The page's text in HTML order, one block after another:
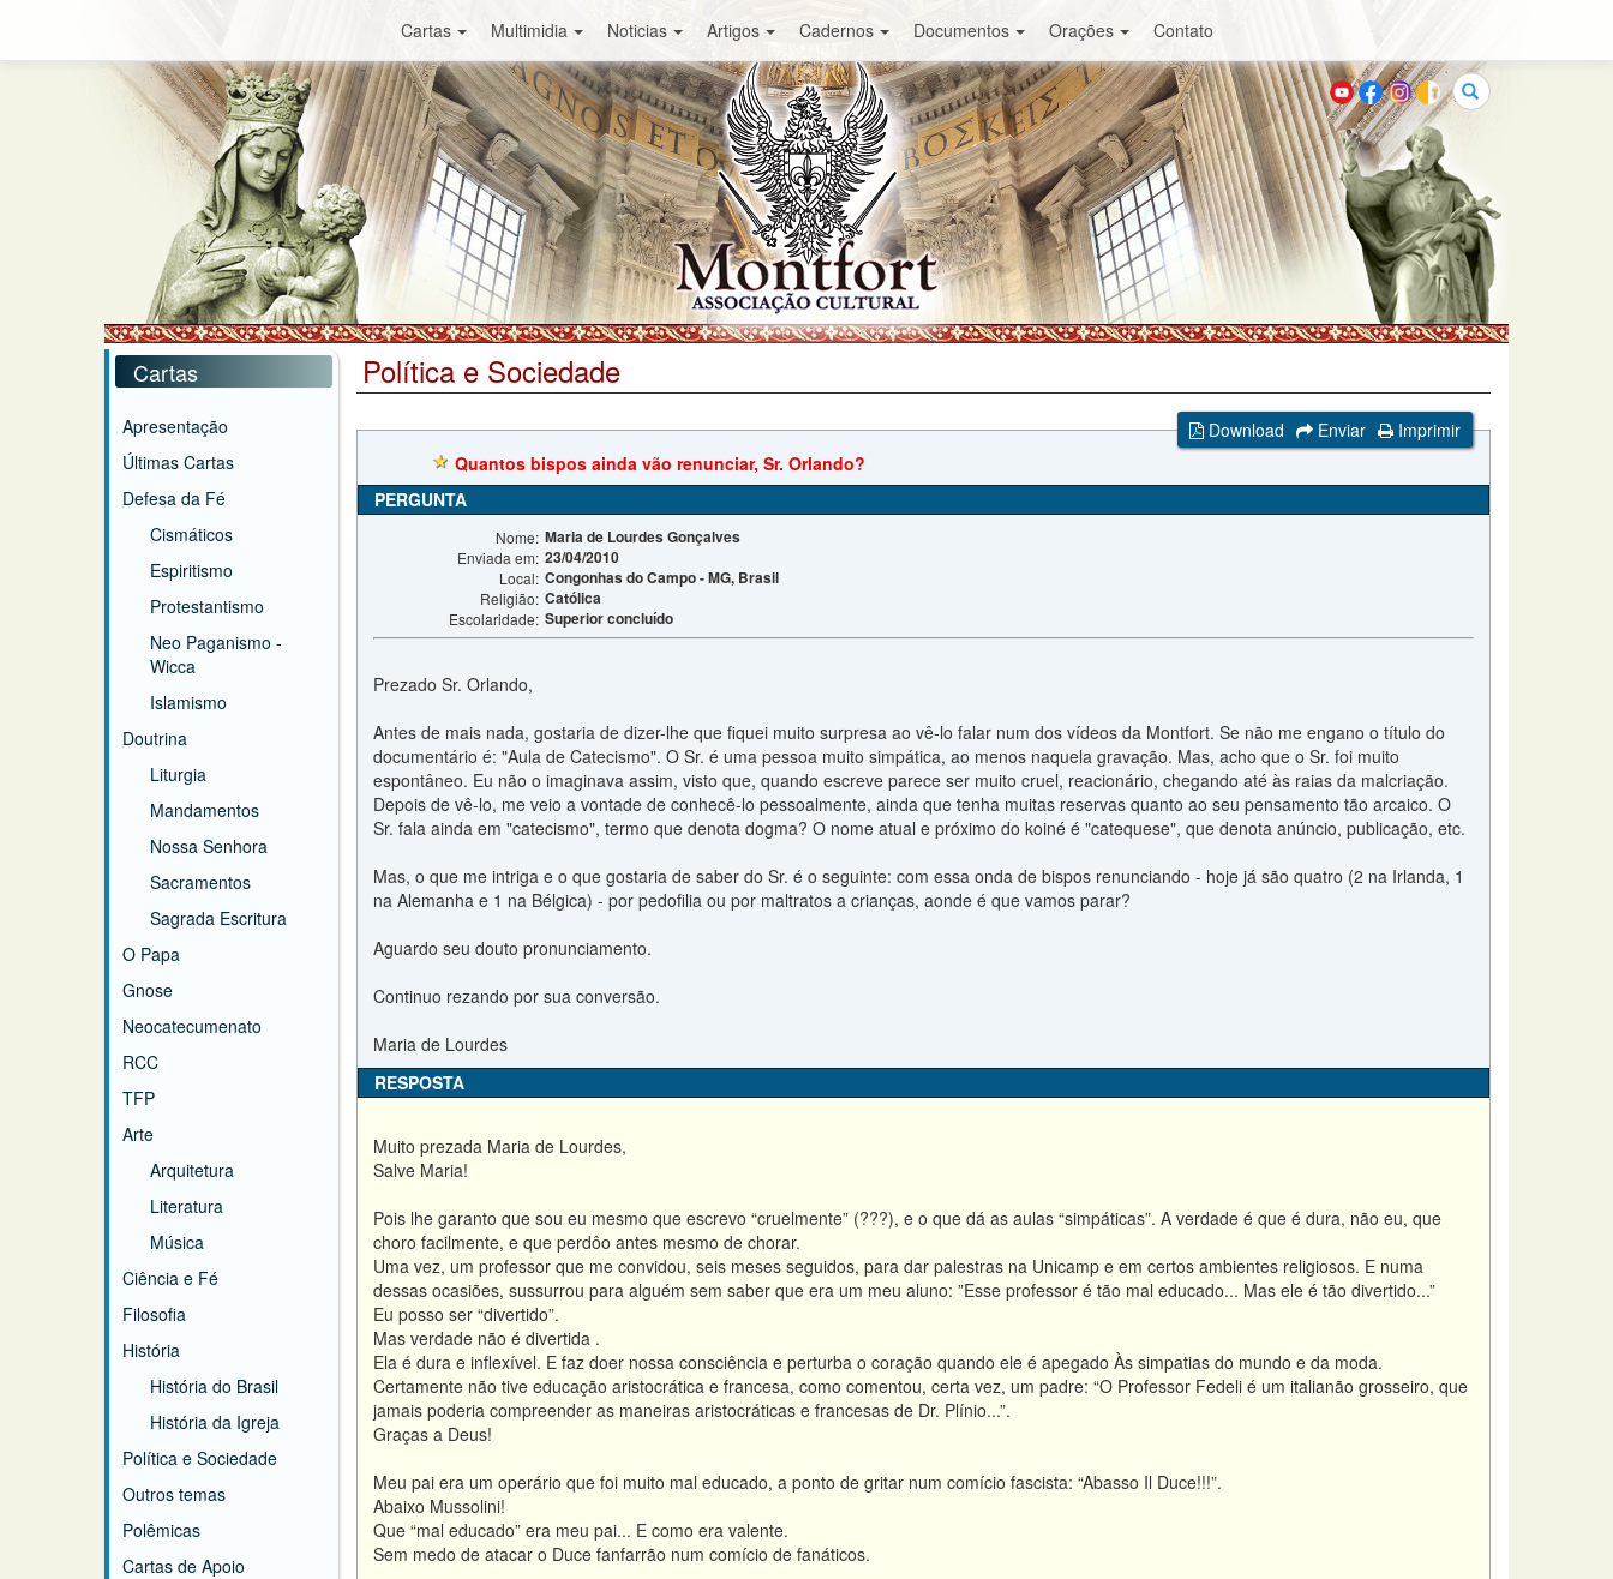
Cartas Multimidia Noticias Artigos Cadernos Documentos Orações Contato
Buscar
Cartas
Apresentação
Últimas Cartas
Defesa da Fé
Cismáticos
Espiritismo
Protestantismo
Neo Paganismo -
Wicca
Islamismo
Doutrina
Liturgia
Mandamentos
Nossa Senhora
Sacramentos
Sagrada Escritura
O Papa
Gnose
Neocatecumenato
RCC
TFP
Arte
Arquitetura
Literatura
Música
Ciência e Fé
Filosofia
História
História do Brasil
História da Igreja
Política e Sociedade
Outros temas
Polêmicas
Cartas de Apoio
Política e Sociedade
Download Enviar
Imprimir
Quantos bispos ainda vão renunciar, Sr. Orlando?
PERGUNTA
Nome: Maria de Lourdes Gonçalves
Enviada em: 23/04/2010
Local: Congonhas do Campo - MG, Brasil
Religião: Católica
Escolaridade: Superior concluído
Prezado Sr. Orlando,
Antes de mais nada, gostaria de dizer-lhe que fiquei muito surpresa ao vê-lo falar num dos vídeos da Montfort. Se não me engano o título do
documentário é: "Aula de Catecismo". O Sr. é uma pessoa muito simpática, ao menos naquela gravação. Mas, acho que o Sr. foi muito
espontâneo. Eu não o imaginava assim, visto que, quando escreve parece ser muito cruel, reacionário, chegando até às raias da malcriação.
Depois de vê-lo, me veio a vontade de conhecê-lo pessoalmente, ainda que tenha muitas reservas quanto ao seu pensamento tão arcaico. O
Sr. fala ainda em "catecismo", termo que denota dogma? O nome atual e próximo do koiné é "catequese", que denota anúncio, publicação, etc.
Mas, o que me intriga e o que gostaria de saber do Sr. é o seguinte: com essa onda de bispos renunciando - hoje já são quatro (2 na Irlanda, 1
na Alemanha e 1 na Bélgica) - por pedofilia ou por maltratos a crianças, aonde é que vamos parar?
Aguardo seu douto pronunciamento.
Continuo rezando por sua conversão.
Maria de Lourdes
RESPOSTA
Muito prezada Maria de Lourdes,
Salve Maria!
Pois lhe garanto que sou eu mesmo que escrevo “cruelmente” (???), e o que dá as aulas “simpáticas”. A verdade é que é dura, não eu, que
choro facilmente, e que perdôo antes mesmo de chorar.
Uma vez, um professor que me convidou, seis meses seguidos, para dar palestras na Unicamp e em certos ambientes religiosos. E numa
dessas ocasiões, sussurrou para alguém sem saber que era um meu aluno: ”Esse professor é tão mal educado... Mas ele é tão divertido...”
Eu posso ser “divertido”.
Mas verdade não é divertida .
Ela é dura e inflexível. E faz doer nossa consciência e perturba o coração quando ele é apegado Às simpatias do mundo e da moda.
Certamente não tive educação aristocrática e francesa, como comentou, certa vez, um padre: “O Professor Fedeli é um italianão grosseiro, que
jamais poderia compreender as maneiras aristocráticas e francesas de Dr. Plínio...”.
Graças a Deus!
Meu pai era um operário que foi muito mal educado, a ponto de gritar num comício fascista: “Abasso Il Duce!!!”.
Abaixo Mussolini!
Que “mal educado” era meu pai... E como era valente.
Sem medo de atacar o Duce fanfarrão num comício de fanáticos.